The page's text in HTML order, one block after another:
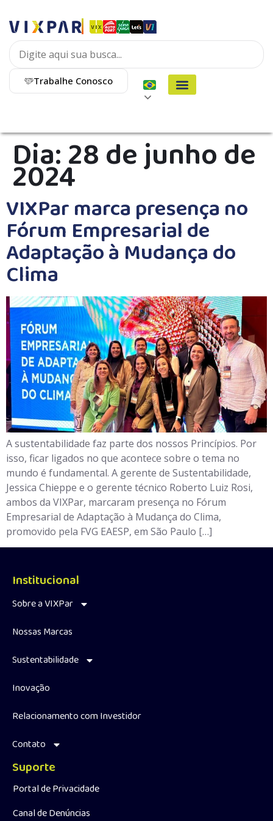
Trabalhe Conosco
Dia:28 de junho de
2024
VIXPar marca presença no
Fórum Empresarial de
Adaptação à Mudança do
Clima
A sustentabilidade faz parte dos nossos Princípios. Por
isso, ficar ligados no que acontece sobre o tema no
mundo é fundamental. A gerente de Sustentabilidade,
Jessica Chieppe e o gerente técnico Roberto Luiz Rosi,
ambos da VIXPar, marcaram presença no Fórum
Empresarial de Adaptação à Mudança do Clima,
promovido pela FVG EAESP, em São Paulo […]
Institucional
Sobre a VIXPar
Nossas Marcas
Sustentabilidade
Inovação
Relacionamento com Investidor
Contato
Suporte
Portal de Privacidade
Canal de Denúncias